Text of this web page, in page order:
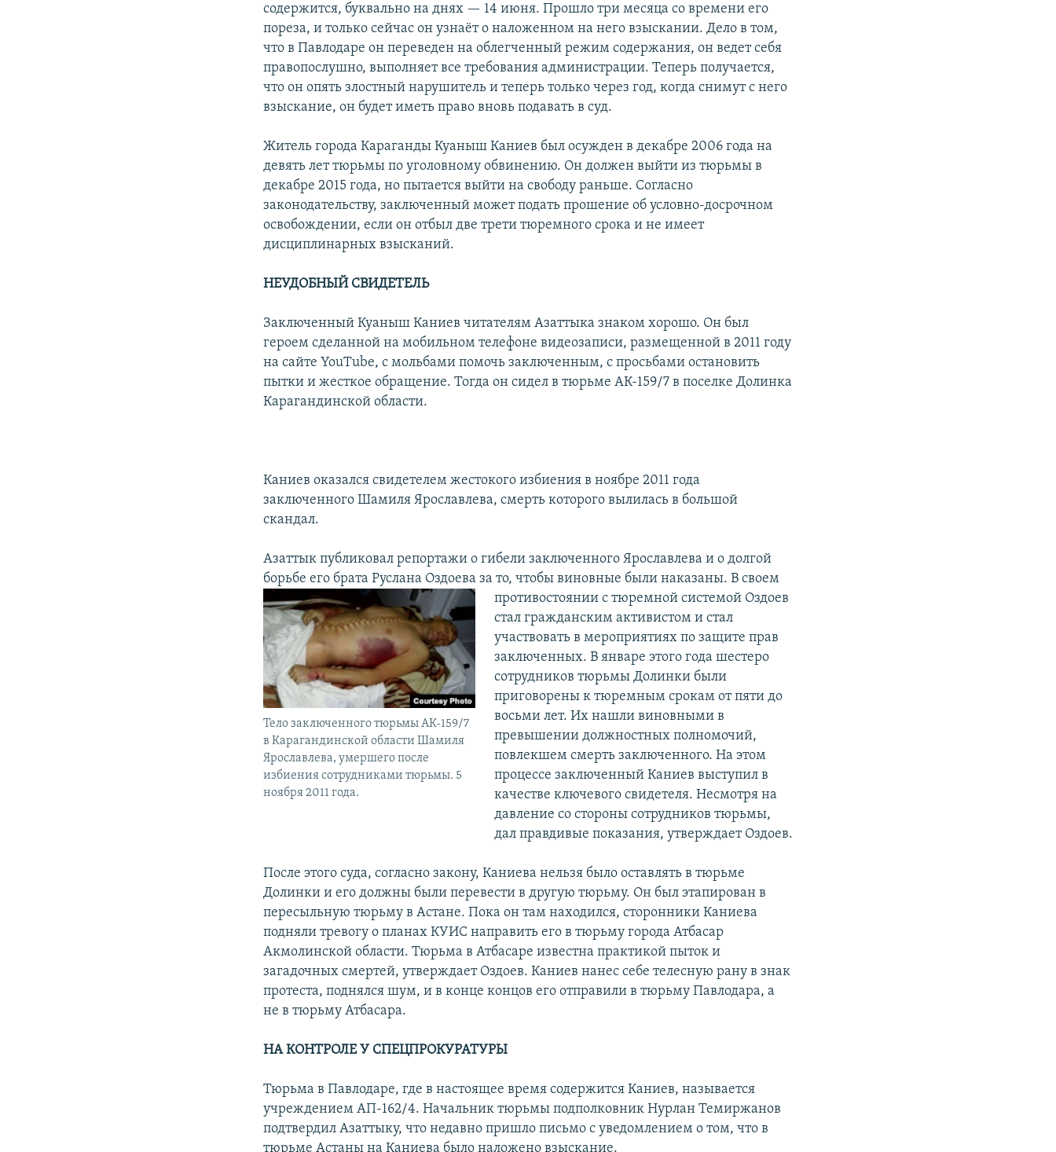
содержится, буквально на днях — 14 июня. Прошло три месяца со времени его
пореза, и только сейчас он узнаёт о наложенном на него взыскании. Дело в том,
что в Павлодаре он переведен на облегченный режим содержания, он ведет себя
правопослушно, выполняет все требования администрации. Теперь получается,
что он опять злостный нарушитель и теперь только через год, когда снимут с него
взыскание, он будет иметь право вновь подавать в суд.
Житель города Караганды Куаныш Каниев был осужден в декабре 2006 года на
девять лет тюрьмы по уголовному обвинению. Он должен выйти из тюрьмы в
декабре 2015 года, но пытается выйти на свободу раньше. Согласно
законодательству, заключенный может подать прошение об условно-досрочном
освобождении, если он отбыл две трети тюремного срока и не имеет
дисциплинарных взысканий.
НЕУДОБНЫЙ СВИДЕТЕЛЬ
Заключенный Куаныш Каниев читателям Азаттыка знаком хорошо. Он был
героем сделанной на мобильном телефоне видеозаписи, размещенной в 2011 году
на сайте YouTube, с мольбами помочь заключенным, с просьбами остановить
пытки и жесткое обращение. Тогда он сидел в тюрьме АК-159/7 в поселке Долинка
Карагандинской области.
Каниев оказался свидетелем жестокого избиения в ноябре 2011 года
заключенного Шамиля Ярославлева, смерть которого вылилась в большой
скандал.
Азаттык публиковал репортажи о гибели заключенного Ярославлева и о долгой
борьбе его брата Руслана Оздоева за то, чтобы виновные были наказаны.
Тело заключенного тюрьмы АК-159/7
в Карагандинской области Шамиля
Ярославлева, умершего после
избиения сотрудниками тюрьмы. 5
ноября 2011 года.
В своем
противостоянии с тюремной системой Оздоев
стал гражданским активистом и стал
участвовать в мероприятиях по защите прав
заключенных. В январе этого года шестеро
сотрудников тюрьмы Долинки были
приговорены к тюремным срокам от пяти до
восьми лет. Их нашли виновными в
превышении должностных полномочий,
повлекшем смерть заключенного. На этом
процессе заключенный Каниев выступил в
качестве ключевого свидетеля. Несмотря на
давление со стороны сотрудников тюрьмы,
дал правдивые показания, утверждает Оздоев.
После этого суда, согласно закону, Каниева нельзя было оставлять в тюрьме
Долинки и его должны были перевести в другую тюрьму. Он был этапирован в
пересыльную тюрьму в Астане. Пока он там находился, сторонники Каниева
подняли тревогу о планах КУИС направить его в тюрьму города Атбасар
Акмолинской области. Тюрьма в Атбасаре известна практикой пыток и
загадочных смертей, утверждает Оздоев. Каниев нанес себе телесную рану в знак
протеста, поднялся шум, и в конце концов его отправили в тюрьму Павлодара, а
не в тюрьму Атбасара.
НА КОНТРОЛЕ У СПЕЦПРОКУРАТУРЫ
Тюрьма в Павлодаре, где в настоящее время содержится Каниев, называется
учреждением АП-162/4. Начальник тюрьмы подполковник Нурлан Темиржанов
подтвердил Азаттыку, что недавно пришло письмо с уведомлением о том, что в
тюрьме Астаны на Каниева было наложено взыскание.